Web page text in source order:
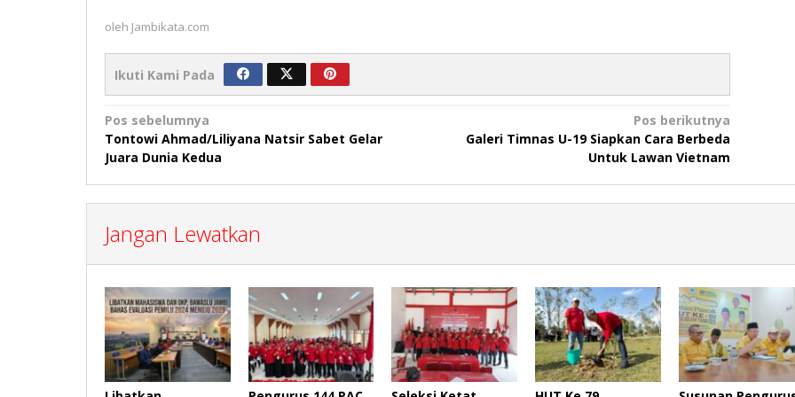
oleh Jambikata.com
Ikuti Kami Pada
Navigasi
pos
Pos sebelumnya
Tontowi Ahmad/Liliyana Natsir Sabet Gelar
Juara Dunia Kedua
Pos berikutnya
Galeri Timnas U-19 Siapkan Cara Berbeda
Untuk Lawan Vietnam
Jangan Lewatkan